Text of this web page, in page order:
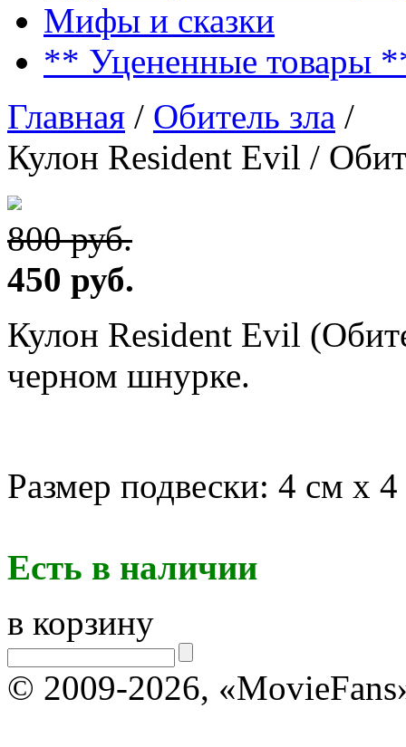
Мифы и сказки
** Уцененные товары
Главная / Обитель зла /
Кулон Resident Evil /
800 руб.
450 руб.
Кулон Resident Evil
черном шнурке.
Размер подвески: 4 см х
Есть в наличии
в корзину
© 2009-2026,